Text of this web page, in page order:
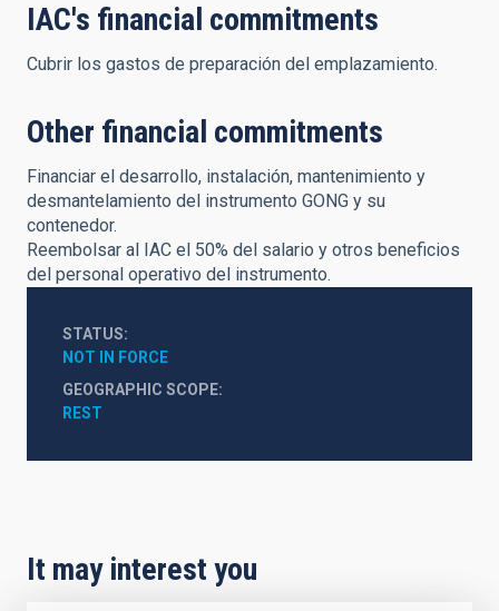
IAC's financial commitments
Cubrir los gastos de preparación del emplazamiento.
Other financial commitments
Financiar el desarrollo, instalación, mantenimiento y
desmantelamiento del instrumento GONG y su
contenedor.
Reembolsar al IAC el 50% del salario y otros beneficios
del personal operativo del instrumento.
STATUS
NOT IN FORCE
GEOGRAPHIC SCOPE
REST
It may interest you